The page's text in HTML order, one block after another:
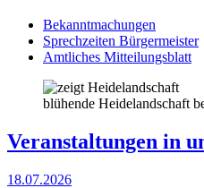
Bekanntmachungen
Sprechzeiten Bürgermeister
Amtliches Mitteilungsblatt
blühende Heidelandschaft
Veranstaltungen in
18.07.2026